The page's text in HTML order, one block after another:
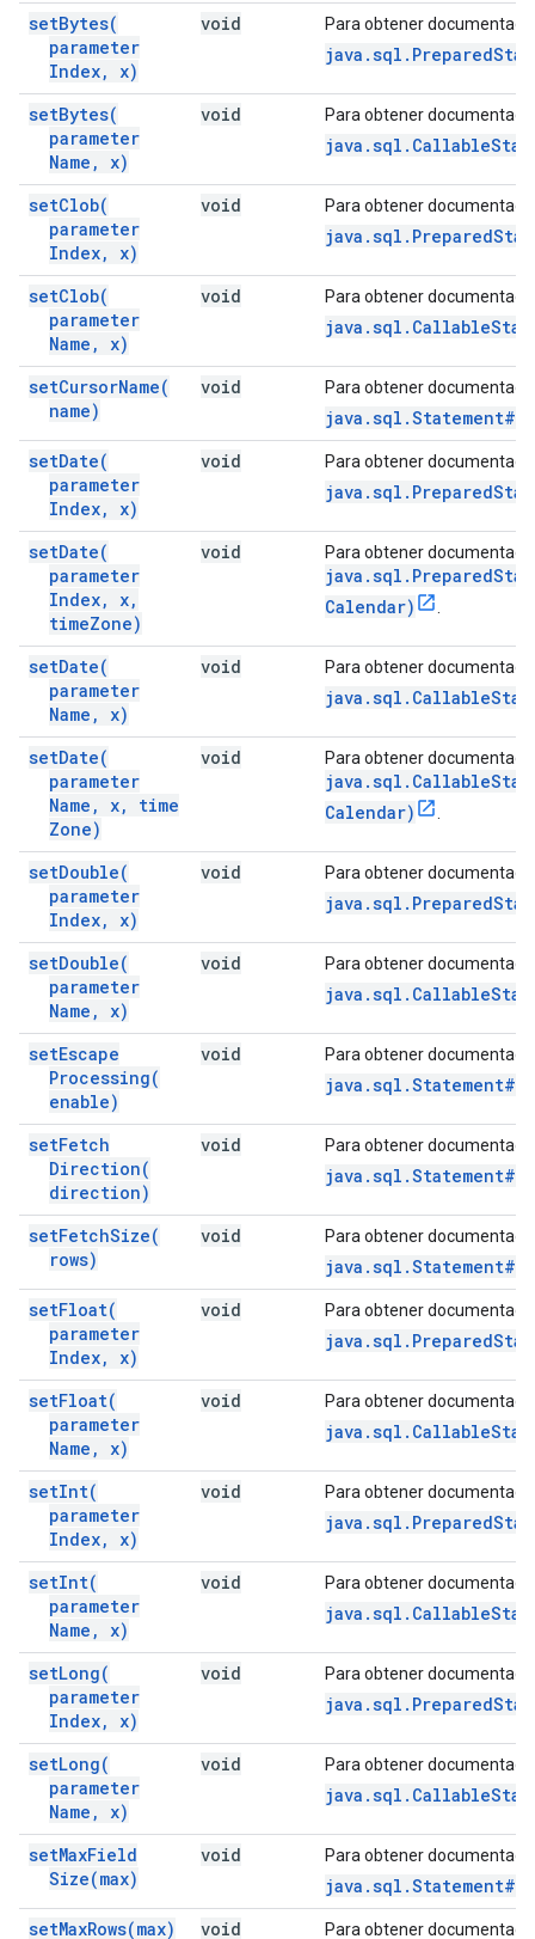
setBytes(
parameter
Index, x)
void Para obtener
setBytes(
parameter
Name , x)
void Para obtener
setClob(
parameter
Index, x)
void Para obtener
setClob(
parameter
Name , x)
void Para obtener
setCursorName(
name)
void Para obtener
setDate(
parameter
Index, x)
void Para obtener
setDate(
parameter
Index, x,
timeZone)
void Para obtener
Calendar)
setDate(
parameter
Name , x)
void Para obtener
setDate(
parameter
Name , x,
time
Zone)
void Para obtener
Calendar)
setDouble(
parameter
Index, x)
void Para obtener
setDouble(
parameter
Name , x)
void Para obtener
setEscape
Processing(
enable)
void Para obtener
setFetch
Direction(
direction)
void Para obtener
setFetchSize(
rows)
void Para obtener
setFloat(
parameter
Index, x)
void Para obtener
setFloat(
parameter
Name , x)
void Para obtener
setInt(
parameter
Index, x)
void Para obtener
setInt(
parameter
Name , x)
void Para obtener
setLong(
parameter
Index, x)
void Para obtener
setLong(
parameter
Name , x)
void Para obtener
setMaxField
Size(max)
void Para obtener
setMaxRows(max) void Para obtener